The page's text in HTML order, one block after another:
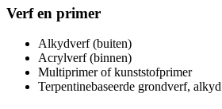
Verf en primer
Alkydverf (buiten)
Acrylverf (binnen)
Multiprimer of kunststofprimer
Terpentinebaseerde grondverf, alkyd